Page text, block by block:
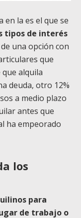
la es el que se
tipos de interés
una opción con
que
que alquila
deuda, otro 12%
a medio plazo
antes que
ha empeorado
los
para
de trabajo o